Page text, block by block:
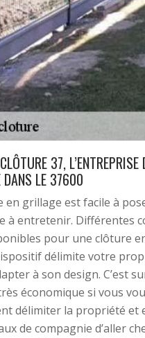
37, L’ENTREPRISE
DANS LE 37600
en grillage est facile à
à entretenir. Différentes
pour une clôture
délimite votre
à son design. C’est
économique si vous
délimiter la propriété et
de compagnie d’aller